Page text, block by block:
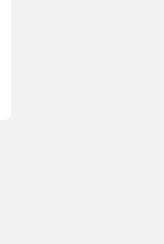
- Power Shuttle Getriebe